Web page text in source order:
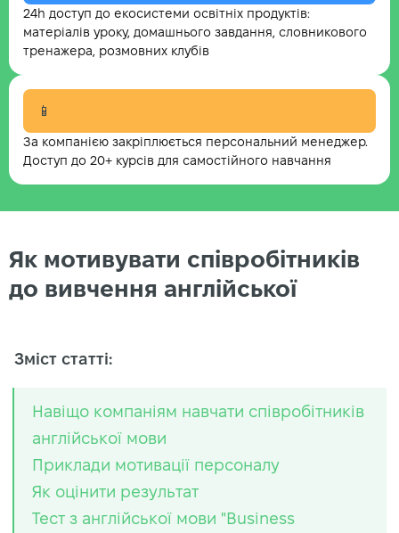
24h доступ до екосистеми освітніх продуктів:
матеріалів уроку, домашнього завдання, словникового
тренажера, розмовних клубів
📱
За компанією закріплюється персональний менеджер.
Доступ до 20+ курсів для самостійного навчання
Як мотивувати співробітників
до вивчення англійської
Зміст статті:
Навіщо компаніям навчати співробітників
англійської мови
Приклади мотивації персоналу
Як оцінити результат
Тест з англійської мови "Business